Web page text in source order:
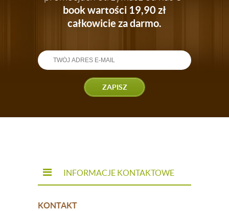
book wartości 19,90 zł
całkowicie za darmo.
ZAPISZ
INFORMACJE KONTAKTOWE
KONTAKT